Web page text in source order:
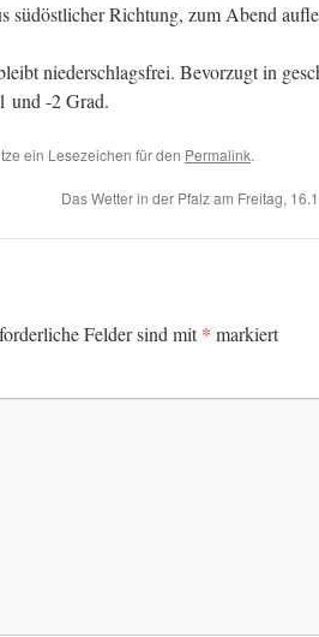
südöstlicher Richtung, zum Abend
niederschlagsfrei. Bevorzugt in
und -2 Grad.
ein Lesezeichen für den Permalink.
Das Wetter in der Pfalz am Freitag,
Felder sind mit* markiert